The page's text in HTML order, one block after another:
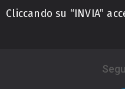
Cliccando su “INVIA”